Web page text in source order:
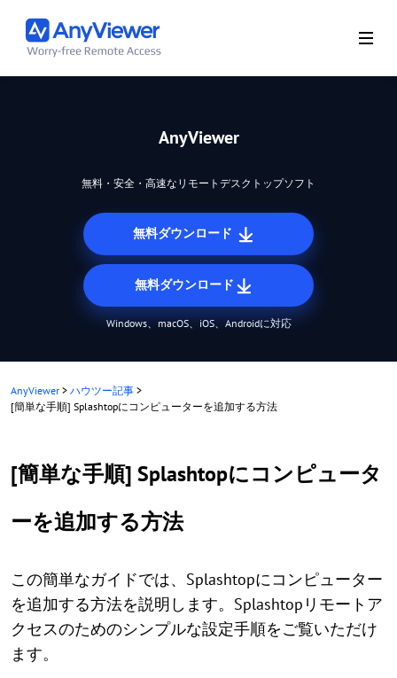
AnyViewer
無料・安全・高速なリモートデスクトップソフト
無料ダウンロード
無料ダウンロード
Windows、macOS、iOS、Androidに対応
AnyViewer > ハウツー記事 >
[簡単な手順] Splashtopにコンピューターを追加する方法
[簡単な手順] Splashtopにコンピュータ
ーを追加する方法
この簡単なガイドでは、Splashtopにコンピューター
を追加する方法を説明します。Splashtopリモートア
クセスのためのシンプルな設定手順をご覧いただけ
ます。